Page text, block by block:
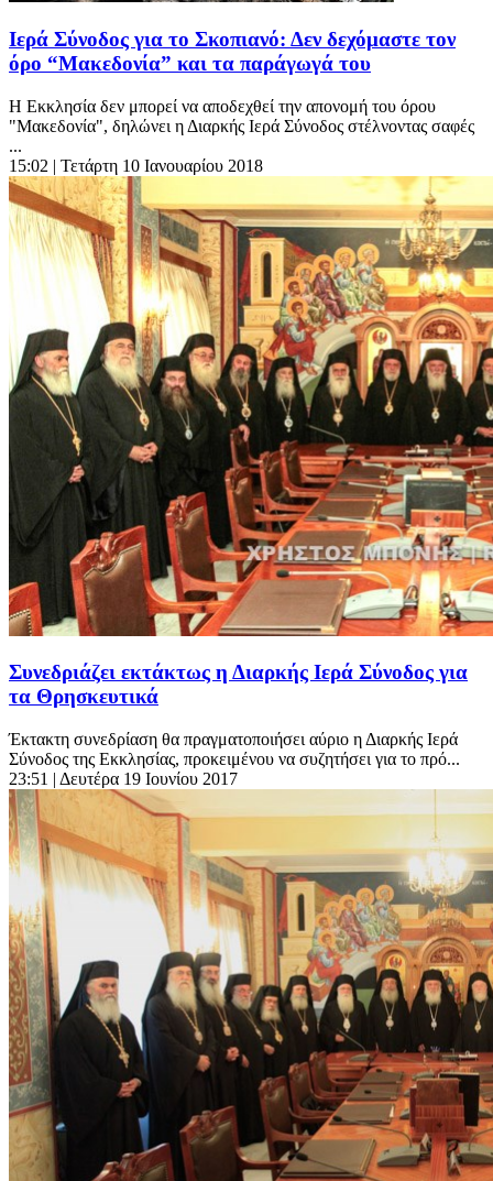
Ιερά Σύνοδος για το Σκοπιανό: Δεν δεχόμαστε τον
όρο “Μακεδονία” και τα παράγωγά του
Η Εκκλησία δεν μπορεί να αποδεχθεί την απονομή του όρου
"Μακεδονία", δηλώνει η Διαρκής Ιερά Σύνοδος στέλνοντας σαφές
...
15:02 | Τετάρτη 10 Ιανουαρίου 2018
Συνεδριάζει εκτάκτως η Διαρκής Ιερά Σύνοδος για
τα Θρησκευτικά
Έκτακτη συνεδρίαση θα πραγματοποιήσει αύριο η Διαρκής Ιερά
Σύνοδος της Εκκλησίας, προκειμένου να συζητήσει για το πρό...
23:51 | Δευτέρα 19 Ιουνίου 2017